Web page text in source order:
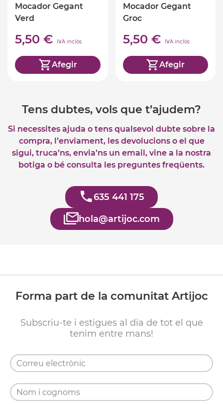
Mocador Gegant
Verd
5,50 € IVA inclòs
Afegir
Mocador Gegant
Groc
5,50 € IVA inclòs
Afegir
Tens dubtes, vols que t’ajudem?
Si necessites ajuda o tens qualsevol dubte sobre la
compra, l’enviament, les devolucions o el que
sigui, truca’ns, envia’ns un email, vine a la nostra
botiga o bé consulta les preguntes freqüents.
635 441 175
hola@artijoc.com
Forma part de la comunitat Artijoc
Subscriu-te i estigues al dia de tot el que
tenim entre mans!